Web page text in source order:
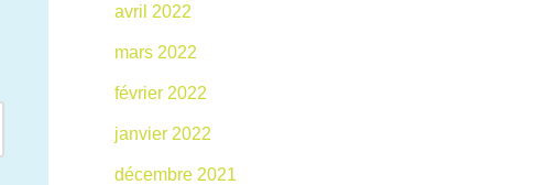
avril 2022
mars 2022
février 2022
janvier 2022
décembre 2021